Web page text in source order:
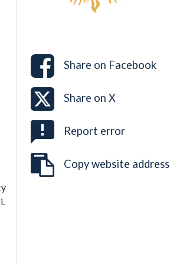
Share on Facebook
Share on X
Report error
Copy website address